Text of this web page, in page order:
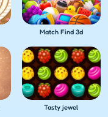
Match Find 3d
Tasty jewel